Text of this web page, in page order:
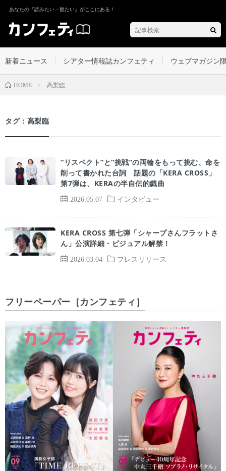
あなたの『読みたい・観たい』がここにある！
新着ニュース シアター情報誌カンフェティ ウェブマガジン
HOME 高梨臨
タグ：高梨臨
2026.05.07 インタビュー
“リスペクト”と“挑戦”の両輪をもって挑む、命を
削って書かれた台詞 話題の「KERA CROSS」
第7弾は、KERAの半自伝的戯曲
2026.03.04 プレスリリース
KERA CROSS 第七弾「シャープさんフラットさ
ん」公演詳細・ビジュアル解禁！
フリーペーパー［カンフェティ］